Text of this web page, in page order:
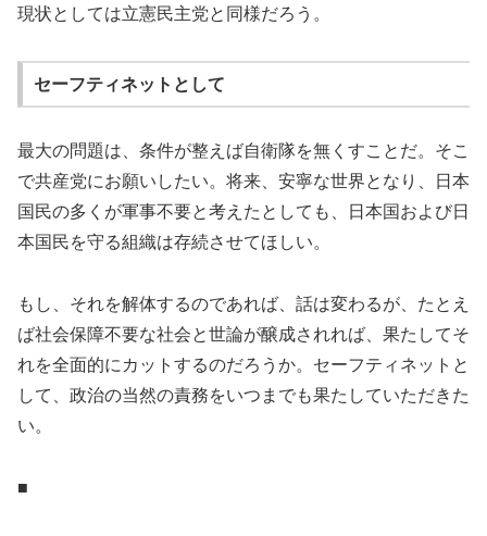
現状としては立憲民主党と同様だろう。
セーフティネットとして
最大の問題は、条件が整えば自衛隊を無くすことだ。そこ
で共産党にお願いしたい。将来、安寧な世界となり、日本
国民の多くが軍事不要と考えたとしても、日本国および日
本国民を守る組織は存続させてほしい。
もし、それを解体するのであれば、話は変わるが、たとえ
ば社会保障不要な社会と世論が醸成されれば、果たしてそ
れを全面的にカットするのだろうか。セーフティネットと
して、政治の当然の責務をいつまでも果たしていただきた
い。
■